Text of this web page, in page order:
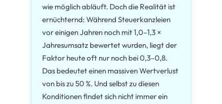
wie möglich abläuft. Doch die Realität ist
ernüchternd: Während Steuerkanzleien
vor einigen Jahren noch mit 1,0–1,3 ×
Jahresumsatz bewertet wurden, liegt der
Faktor heute oft nur noch bei 0,3–0,8.
Das bedeutet einen massiven Wertverlust
von bis zu 50 %. Und selbst zu diesen
Konditionen findet sich nicht immer ein